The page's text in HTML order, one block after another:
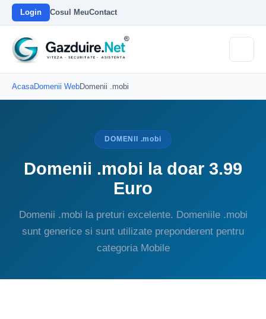
Login Cosul MeuContact
AcasaDomenii WebDomenii .mobi
DOMENII .mobi
Domenii .mobi la doar 3.99
Euro
Domenii .mobi la preturi excelente. Domeniile .mobi
sunt generice si sunt utilizate preponderent pentru
categoria Mobile